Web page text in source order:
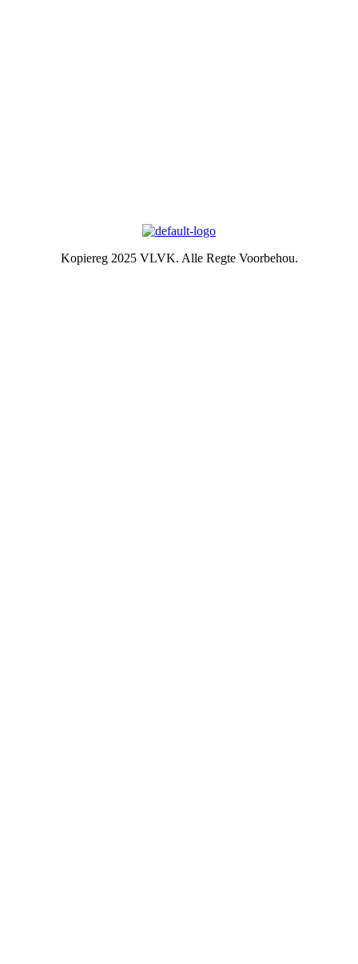
Kopiereg 2025 VLVK. Alle Regte Voorbehou.